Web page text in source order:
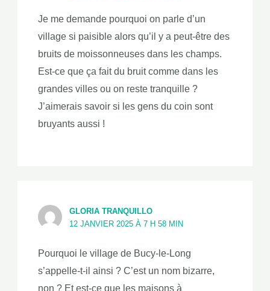
Je me demande pourquoi on parle d’un
village si paisible alors qu’il y a peut-être des
bruits de moissonneuses dans les champs.
Est-ce que ça fait du bruit comme dans les
grandes villes ou on reste tranquille ?
J’aimerais savoir si les gens du coin sont
bruyants aussi !
GLORIA TRANQUILLO
12 JANVIER 2025 À 7 H 58 MIN
Pourquoi le village de Bucy-le-Long
s’appelle-t-il ainsi ? C’est un nom bizarre,
non ? Et est-ce que les maisons à